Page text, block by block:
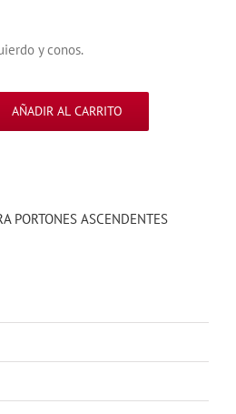
y conos.
AÑADIR AL CARRITO
PORTONES ASCENDENTES